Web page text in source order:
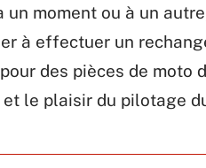
moment ou à un
à effectuer un
des pièces de moto
le plaisir du pilotage